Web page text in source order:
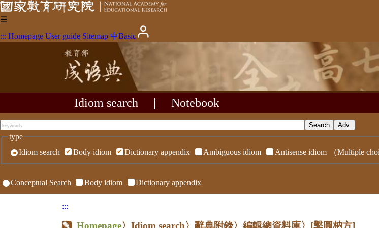
☰
::: Homepage User guide Sitemap 中Basic
Idiom search Notebook
type
Idiom search
Body idiom Dictionary appendix Ambiguous idiom Antisense idiom （Multiple
Conceptual Search Body idiom Dictionary appendix
:::
Homepage〉Idiom search〉辭典附錄〉編輯總資料庫〉 [鑿圓枘方]